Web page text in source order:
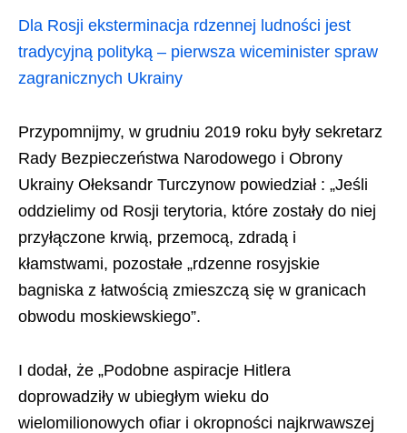
Dla Rosji eksterminacja rdzennej ludności jest
tradycyjną polityką – pierwsza wiceminister spraw
zagranicznych Ukrainy
Przypomnijmy, w grudniu 2019 roku były sekretarz
Rady Bezpieczeństwa Narodowego i Obrony
Ukrainy Ołeksandr Turczynow powiedział : „Jeśli
oddzielimy od Rosji terytoria, które zostały do niej
przyłączone krwią, przemocą, zdradą i
kłamstwami, pozostałe „rdzenne rosyjskie
bagniska z łatwością zmieszczą się w granicach
obwodu moskiewskiego”.
I dodał, że „Podobne aspiracje Hitlera
doprowadziły w ubiegłym wieku do
wielomilionowych ofiar i okropności najkrwawszej